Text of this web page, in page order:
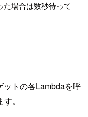
た場合は数秒待って
ットの各Lambdaを呼
。